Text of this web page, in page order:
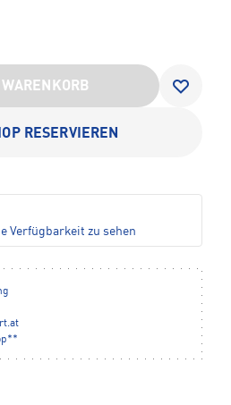
WARENKORB
RESERVIEREN
Verfügbarkeit zu sehen